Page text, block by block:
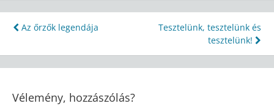
Bejegyzés
navigáció
Az őrzők legendája
Tesztelünk, tesztelünk és
tesztelünk!
Vélemény, hozzászólás?